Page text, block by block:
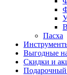
Пасха
Выгодные
Скидки и
Подарочный